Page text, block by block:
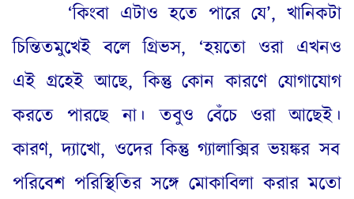
‘কিংবা এটাও হতে পারে যে’, খানিকটা
চিন্তিতমুখেই বলে গ্রিভস, ‘হয়তো ওরা এখনও
এই গ্রহেই আছে,কিন্তু কোন কারণে যোগাযোগ
করতে পারছে না । তবুও বেঁচে ওরা আছেই ।
কারণ,দ্যাখো, ওদের কিন্তু গ্যালাক্সির ভয়ঙ্কর সব
পরিবেশ পরিস্থিতির সঙ্গে মোকাবিলা করার মতো